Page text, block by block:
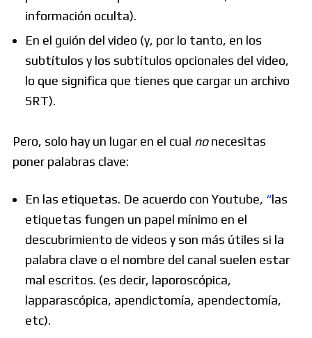
información oculta).
En el guión del video (y, por lo tanto, en los
subtítulos y los subtítulos opcionales del video,
lo que significa que tienes que cargar un archivo
SRT).
Pero, solo hay un lugar en el cual nonecesitas
poner palabras clave:
En las etiquetas. De acuerdo con Youtube, “las
etiquetas fungen un papel mínimo en el
descubrimiento de videos y son más útiles si la
palabra clave o el nombre del canal suelen estar
mal escritos. (es decir, laporoscópica,
lapparascópica, apendictomía, apendectomía,
etc).